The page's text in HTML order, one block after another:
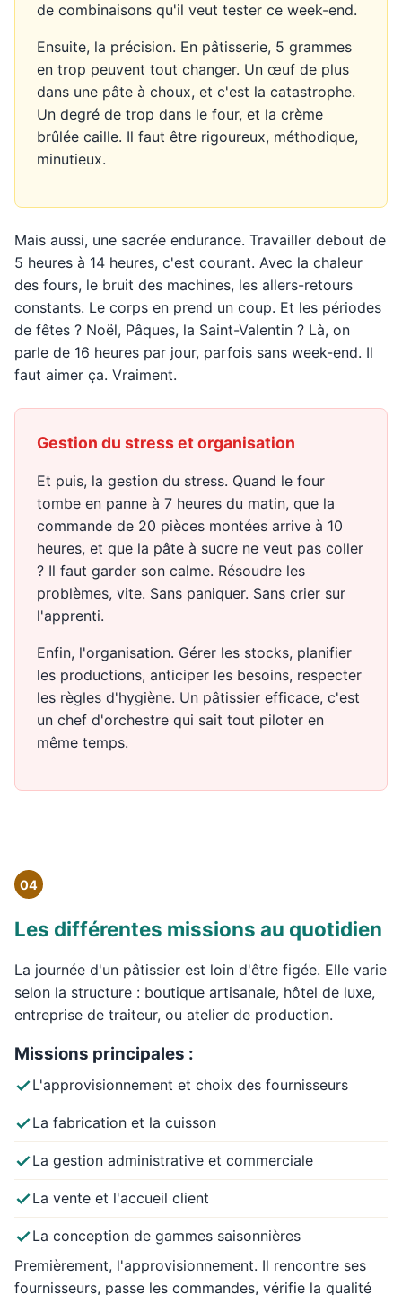
de combinaisons qu'il veut tester ce week-end.
Ensuite, la précision. En pâtisserie, 5 grammes
en trop peuvent tout changer. Un œuf de plus
dans une pâte à choux, et c'est la catastrophe.
Un degré de trop dans le four, et la crème
brûlée caille. Il faut être rigoureux, méthodique,
minutieux.
Mais aussi, une sacrée endurance. Travailler debout de
5 heures à 14 heures, c'est courant. Avec la chaleur
des fours, le bruit des machines, les allers-retours
constants. Le corps en prend un coup. Et les périodes
de fêtes ? Noël, Pâques, la Saint-Valentin ? Là, on
parle de 16 heures par jour, parfois sans week-end. Il
faut aimer ça. Vraiment.
Gestion du stress et organisation
Et puis, la gestion du stress. Quand le four
tombe en panne à 7 heures du matin, que la
commande de 20 pièces montées arrive à 10
heures, et que la pâte à sucre ne veut pas coller
? Il faut garder son calme. Résoudre les
problèmes, vite. Sans paniquer. Sans crier sur
l'apprenti.
Enfin, l'organisation. Gérer les stocks, planifier
les productions, anticiper les besoins, respecter
les règles d'hygiène. Un pâtissier efficace, c'est
un chef d'orchestre qui sait tout piloter en
même temps.
04
Les différentes missions au quotidien
La journée d'un pâtissier est loin d'être figée. Elle varie
selon la structure : boutique artisanale, hôtel de luxe,
entreprise de traiteur, ou atelier de production.
Missions principales :
L'approvisionnement et choix des fournisseurs
La fabrication et la cuisson
La gestion administrative et commerciale
La vente et l'accueil client
La conception de gammes saisonnières
Premièrement, l'approvisionnement. Il rencontre ses
fournisseurs, passe les commandes, vérifie la qualité